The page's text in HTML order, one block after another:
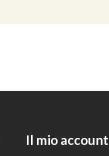
Il mio account